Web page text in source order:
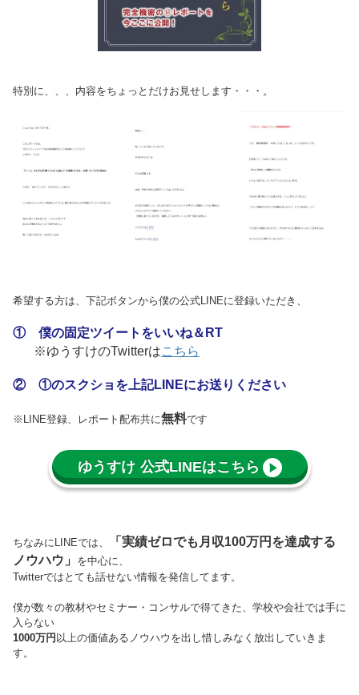
特別に、、、内容をちょっとだけお見せします・・・。
希望する方は、下記ボタンから僕の公式LINEに登録いただき、
① 僕の固定ツイートをいいね＆RT
※ゆうすけのTwitterはこちら
② ①のスクショを上記LINEにお送りください
※LINE登録、レポート配布共に無料です
ゆうすけ 公式LINEはこちら
ちなみにLINEでは、
「実績ゼロでも月収100万円を達成する
ノウハウ」
を中心に、
Twitterではとても話せない情報を発信してます。
僕が数々の教材やセミナー・コンサルで得てきた、学校や会社では手に
入らない
1000万円 以上の価値あるノウハウを出し惜しみなく放出していきま
す。